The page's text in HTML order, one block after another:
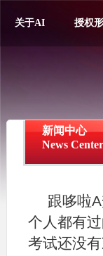
关于AI 授权
新闻中心
News Center
跟哆啦
个人都有
考试还没